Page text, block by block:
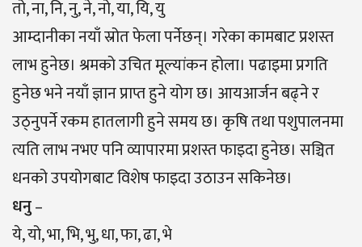
तो, ना, नि, नु, ने, नो, या, यि, यु
आम्दानीका नयाँ स्रोत फेला पर्नेछन्। गरेका कामबाट प्रशस्त
लाभ हुनेछ। श्रमको उचित मूल्यांकन होला। पढाइमा प्रगति
हुनेछ भने नयाँ ज्ञान प्राप्त हुने योग छ। आयआर्जन बढ्ने र
उठ्नुपर्ने रकम हातलागी हुने समय छ। कृषि तथा पशुपालनमा
त्यति लाभ नभए पनि व्यापारमा प्रशस्त फाइदा हुनेछ। सञ्चित
धनको उपयोगबाट विशेष फाइदा उठाउन सकिनेछ।
धनु–
ये, यो, भा, भि, भु, धा, फा, ढा, भे